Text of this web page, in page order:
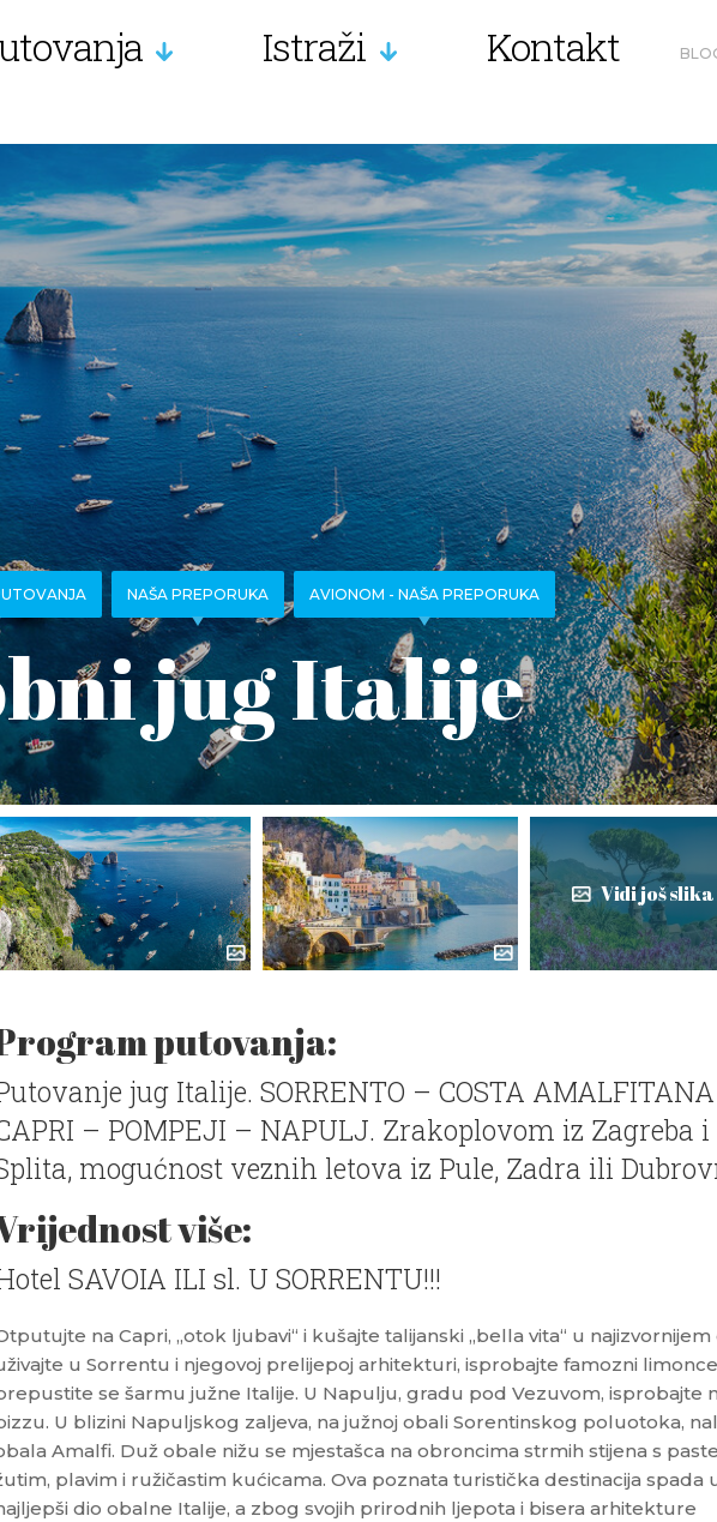
Istraži Kontakt
NAŠA PREPORUKA AVIONOM - NAŠA PREPORUKA
jug Italije
Vidi još slika
putovanja:
jug Italije. SORRENTO – COSTA
– POMPEJI – NAPULJ. Zrakoplovom iz Zagreba i
mogućnost veznih letova iz Pule, Zadra ili
više:
SAVOIA ILI sl. U SORRENTU!!!
na Capri, „otok ljubavi“ i kušajte talijanski „bella vita“ u
u Sorrentu i njegovoj prelijepoj arhitekturi, isprobajte famozni
se šarmu južne Italije. U Napulju, gradu pod Vezuvom, isprobajte
U blizini Napuljskog zaljeva, na južnoj obali Sorentinskog poluotoka,
Amalfi. Duž obale nižu se mjestašca na obroncima strmih stijena s
plavim i ružičastim kućicama. Ova poznata turistička destinacija spada
dio obalne Italije, a zbog svojih prirodnih ljepota i bisera arhitekture